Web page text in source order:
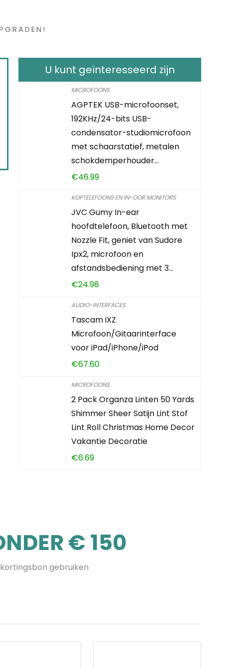
U kunt geïnteresseerd zijn
MICROFOONS
AGPTEK USB-microfoonset,
192KHz/24-bits USB-
condensator-studiomicrofoon
met schaarstatief, metalen
schokdemperhouder…
€46.99
KOPTELEFOONS EN IN-OOR MONITORS
JVC Gumy In-ear
hoofdtelefoon, Bluetooth met
Nozzle Fit, geniet van Sudore
Ipx2, microfoon en
afstandsbediening met 3…
€24.98
AUDIO-INTERFACES
Tascam iXZ
Microfoon/Gitaarinterface
voor iPad/iPhone/iPod
€67.60
MICROFOONS
2 Pack Organza Linten 50 Yards
Shimmer Sheer Satijn Lint Stof
Lint Roll Christmas Home Decor
Vakantie Decoratie
€6.69
€ 150
gebruiken